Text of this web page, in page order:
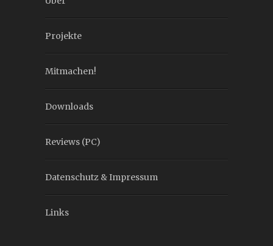
Projekte
Mitmachen!
Downloads
Reviews (PC)
Datenschutz & Impressum
Links